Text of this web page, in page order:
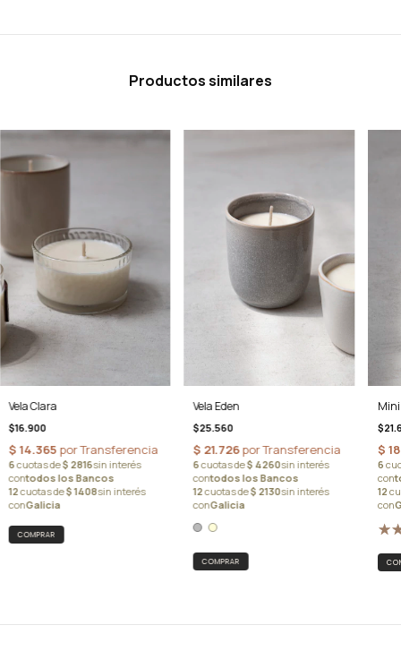
Productos similares
Vela Clara
$16.900
Vela Eden
$25.560
COMPRAR
Mini